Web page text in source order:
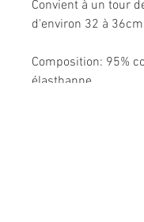
Convient à un tour
d'environ 32 à
Composition: 95%
élasthanne.